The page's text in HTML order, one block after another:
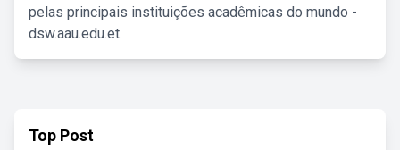
pelas principais instituições acadêmicas do mundo -
dsw.aau.edu.et.
Top Post